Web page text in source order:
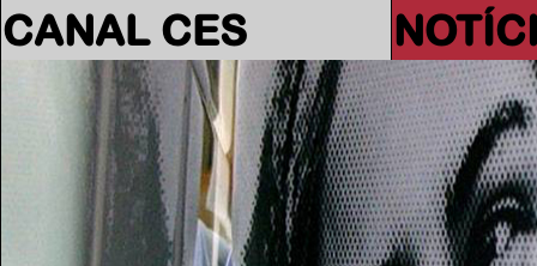
CANAL CES